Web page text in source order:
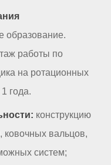
образование.
работы по
на ротационных
года.
конструкцию
вальцов,
систем;